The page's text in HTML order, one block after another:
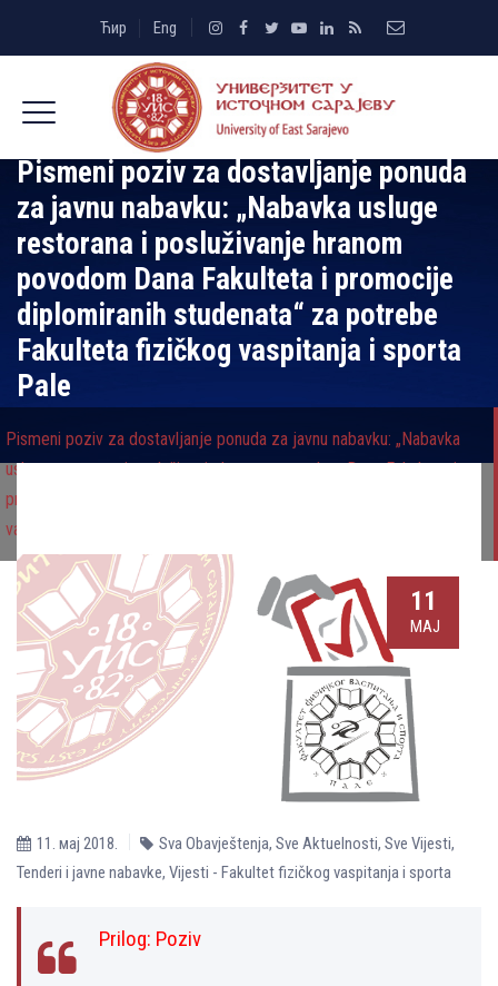
Ћир Eng
Pismeni poziv za dostavlјanje ponuda
za javnu nabavku: „Nabavka usluge
restorana i posluživanje hranom
povodom Dana Fakulteta i promocije
diplomiranih studenata“ za potrebe
Fakulteta fizičkog vaspitanja i sporta
Pale
Pismeni poziv za dostavlјanje ponuda za javnu nabavku: „Nabavka
usluge restorana i posluživanje hranom povodom Dana Fakulteta i
promocije diplomiranih studenata“ za potrebe Fakulteta fizičkog
vaspitanja i sporta Pale
11
МАЈ
11. мај 2018. Sva Obavještenja, Sve Aktuelnosti, Sve Vijesti,
Tenderi i javne nabavke, Vijesti - Fakultet fizičkog vaspitanja i sporta
Prilog: Poziv